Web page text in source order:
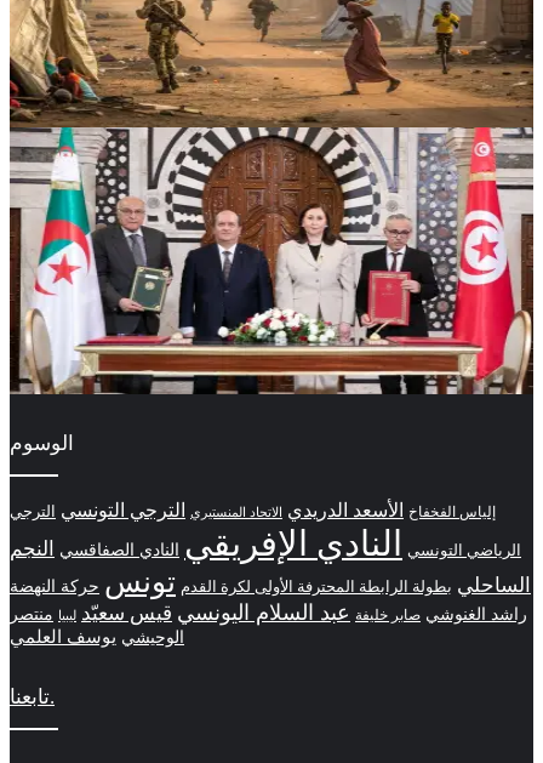
الوسوم
إلياس الفخفاخ الأسعد الدريدي الاتحاد المنستيري الترجي التونسي الترجي
الرياضي التونسي النادي الإفريقي النادي الصفاقسي
النجم
الساحلي بطولة الرابطة المحترفة الأولى لكرة القدم تونس حركة النهضة
راشد الغنوشي صابر خليفة عبد السلام اليونسي قيس سعيّد ليبيا
منتصر
الوحيشي يوسف العلمي
تابعنا.